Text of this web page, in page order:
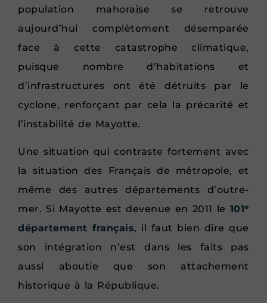
population mahoraise se retrouve
aujourd’hui complètement désemparée
face à cette catastrophe climatique,
puisque nombre d’habitations et
d’infrastructures ont été détruits par le
cyclone, renforçant par cela la précarité et
l’instabilité de Mayotte.
Une situation qui contraste fortement avec
la situation des Français de métropole, et
même des autres départements d’outre-
mer. Si Mayotte est devenue en 2011 le 101ᵉ
département français, il faut bien dire que
son intégration n’est dans les faits pas
aussi aboutie que son attachement
historique à la République.